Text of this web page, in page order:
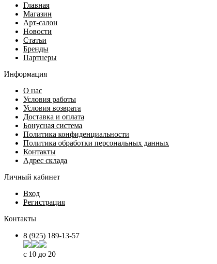
Главная
Магазин
Арт-салон
Новости
Статьи
Бренды
Партнеры
Информация
О нас
Условия работы
Условия возврата
Доставка и оплата
Бонусная система
Политика конфиденциальности
Политика обработки персональных данных
Контакты
Адрес склада
Личный кабинет
Вход
Регистрация
Контакты
8 (925) 189-13-57
с 10 до 20